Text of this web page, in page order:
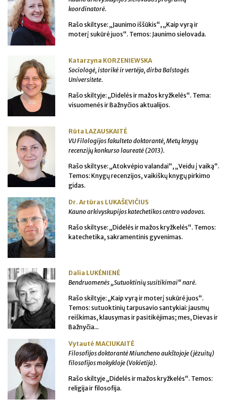
koordinatorė.
Rašo skiltyse: „Jaunimo iššūkis“, „Kaip vyrą ir
moterį sukūrė juos“. Temos: Jaunimo sielovada.
Katarzyna KORZENIEWSKA
Sociologė, istorikė ir vertėja, dirba Balstogės
Universitete.
Rašo skiltyje: „Didelės ir mažos kryžkelės“. Tema:
visuomenės ir Bažnyčios aktualijos.
Rūta LAZAUSKAITĖ
VU Filologijos fakulteto doktorantė, Metų knygų
recenzijų konkurso laureatė (2013).
Rašo skiltyse: „Atokvėpio valandai“, „Veidu į vaiką“.
Temos: Knygų recenzijos, vaikiškų knygų pirkimo
gidas.
Dr. Artūras LUKAŠEVIČIUS
Kauno arkivyskupijos katechetikos centro vadovas.
Rašo skiltyse: „Didelės ir mažos kryžkelės“. Temos:
katechetika, sakramentinis gyvenimas.
Dalia LUKĖNIENĖ
Bendruomenės „Sutuoktinių susitikimai“ narė.
Rašo skiltyje: „Kaip vyrą ir moterį sukūrė juos“.
Temos: sutuoktinių tarpusavio santykiai: jausmų
reiškimas, klausymas ir pasitikėjimas; mes, Dievas ir
Bažnyčia...
Vytautė MACIUKAITĖ
Filosofijos doktorantė Miuncheno aukštojoje (jėzuitų)
filosofijos mokykloje (Vokietija).
Rašo skiltyje „Didelės ir mažos kryžkelės“. Temos:
religija ir filosofija.